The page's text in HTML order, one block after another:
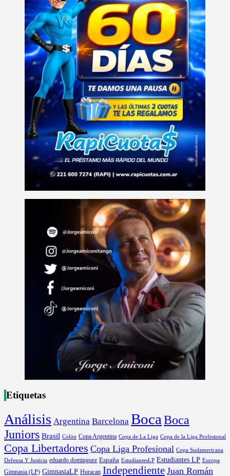
Etiquetas
Análisis Argentina Barcelona Boca Boca
Juniors Brasil Colón Copa Argentina Copa de La Liga Copa de la Liga Profesional
Copa Libertadores Copa Liga Profesional Copa Sudamericana
Defensa Y Justicia eduardo dominguez España EstudiantesLP Estudiantes LP Europa
Gimnasia (LP) GimnasiaLP Huracan Independiente Juan Román